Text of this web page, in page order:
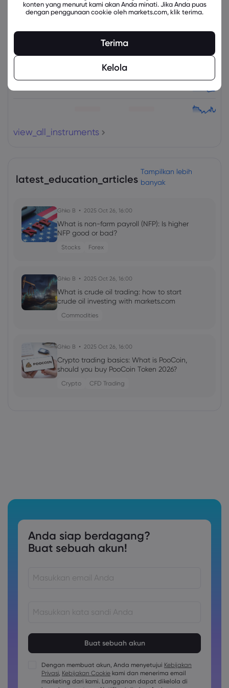
Instrumen Terkait
Aset Jual Beli Ubah (%)
view_all_instruments
latest_education_articles
Tampilkan lebih
banyak
Ghko B 2025 Oct 26, 16:00
What is non-farm payroll (NFP): Is higher
NFP good or bad?
Stocks Forex
Ghko B 2025 Oct 26, 16:00
What is crude oil trading: how to start
crude oil investing with markets.com
Commodities
Ghko B 2025 Oct 26, 16:00
Crypto trading basics: What is PooCoin,
should you buy PooCoin Token 2026?
Crypto CFD Trading
Anda siap berdagang?
Buat sebuah akun!
Kata sandi harus berisi setidaknya 1 karakter huruf besar
Kata sandi harus berisi setidaknya 1 karakter huruf kecil
Dengan membuat akun, Anda menyetujui Kebijakan
Privasi, Kebijakan Cookie kami dan menerima email
marketing dari kami. Langganan dapat dikelola di
konten yang menurut kami akan Anda minati. Jika Anda puas
dengan penggunaan cookie oleh markets.com, klik terima.
Terima
Kelola